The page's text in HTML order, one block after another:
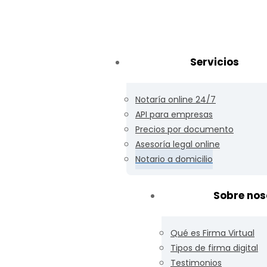
Servicios
Notaría online 24/7
API para empresas
Precios por documento
Asesoría legal online
Notario a domicilio
Sobre
Qué es Firma Virtual
Tipos de firma digital
Testimonios
en Chile con
en Santiago
y comunas aledañas.
del notario y del